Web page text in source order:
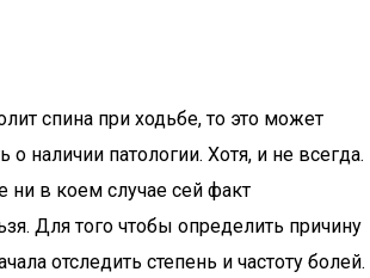
спина при ходьбе, то это может
о наличии патологии. Хотя, и не всегда.
ни в коем случае сей факт
Для того чтобы определить причину
отследить степень и частоту болей.